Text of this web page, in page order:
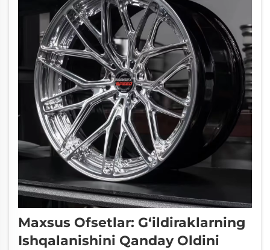
Maxsus Ofsetlar: G‘ildiraklarning
Ishqalanishini Qanday Oldini